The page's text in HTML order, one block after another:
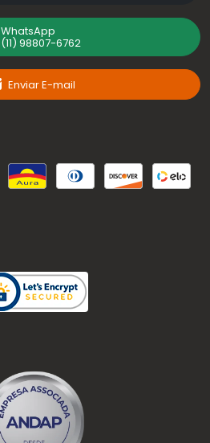
WhatsApp
(11) 98807-6762
Enviar E-mail